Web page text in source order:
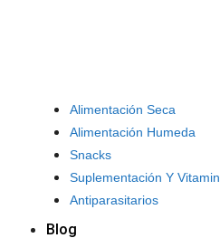
Alimentación Seca
Alimentación Humeda
Snacks
Suplementación Y
Antiparasitarios
Blog